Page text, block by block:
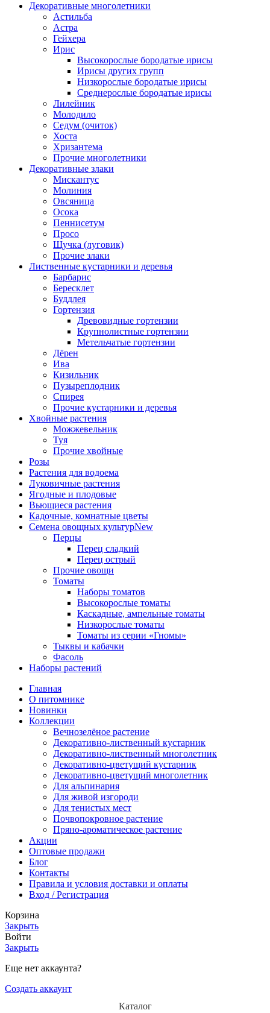
Декоративные многолетники
Астильба
Астра
Гейхера
Ирис
Высокорослые бородатые ирисы
Ирисы других групп
Низкорослые бородатые ирисы
Среднерослые бородатые ирисы
Лилейник
Молодило
Седум (очиток)
Хоста
Хризантема
Прочие многолетники
Декоративные злаки
Мискантус
Молиния
Овсяница
Осока
Пеннисетум
Просо
Щучка (луговик)
Прочие злаки
Лиственные кустарники и деревья
Барбарис
Бересклет
Буддлея
Гортензия
Древовидные гортензии
Крупнолистные гортензии
Метельчатые гортензии
Дёрен
Ива
Кизильник
Пузыреплодник
Спирея
Прочие кустарники и деревья
Хвойные растения
Можжевельник
Туя
Прочие хвойные
Розы
Растения для водоема
Луковичные растения
Ягодные и плодовые
Вьющиеся растения
Кадочные, комнатные цветы
Семена овощных культурNew
Перцы
Перец сладкий
Перец острый
Прочие овощи
Томаты
Наборы томатов
Высокорослые томаты
Каскадные, ампельные томаты
Низкорослые томаты
Томаты из серии «Гномы»
Тыквы и кабачки
Фасоль
Наборы растений
Главная
О питомнике
Новинки
Коллекции
Вечнозелёное растение
Декоративно-лиственный кустарник
Декоративно-лиственный многолетник
Декоративно-цветущий кустарник
Декоративно-цветущий многолетник
Для альпинария
Для живой изгороди
Для тенистых мест
Почвопокровное растение
Пряно-ароматическое растение
Акции
Оптовые продажи
Блог
Контакты
Правила и условия доставки и оплаты
Вход / Регистрация
Корзина
Закрыть
Войти
Закрыть
Еще нет аккаунта?
Создать аккаунт
Каталог